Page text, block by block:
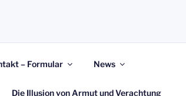
– Formular News
Die Illusion von Armut und Verachtung